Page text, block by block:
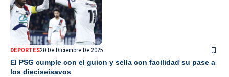
DEPORTES20 De Diciembre De 2025
El PSG cumple con el guion y sella con facilidad su pase a
los dieciseisavos